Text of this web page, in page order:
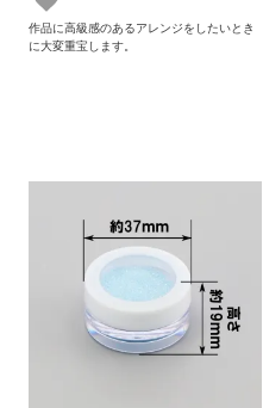
作品に高級感のあるアレンジをしたいとき
に大変重宝します。